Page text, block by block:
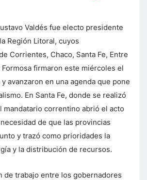
Valdés fue electo presidente
Región Litoral, cuyos
Corrientes, Chaco, Santa Fe, Entre
firmaron este miércoles el
avanzaron en una agenda que pone
En Santa Fe, donde se realizó
mandatario correntino abrió el acto
de que las provincias
y trazó como prioridades la
y la distribución de recursos.
de trabajo entre los gobernadores